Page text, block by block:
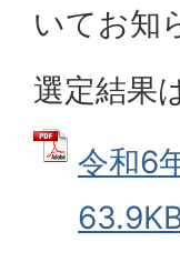
いてお知
選定結果
令和6